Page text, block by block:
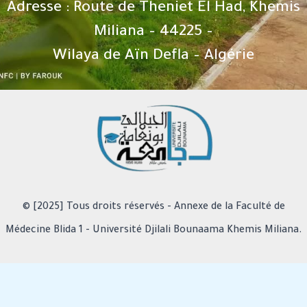
Adresse : Route de Theniet El Had, Khemis
Miliana – 44225 –
Wilaya de Aïn Defla – Algérie
© [2025] Tous droits réservés - Annexe de la Faculté de
Médecine Blida 1 - Université Djilali Bounaama Khemis Miliana.